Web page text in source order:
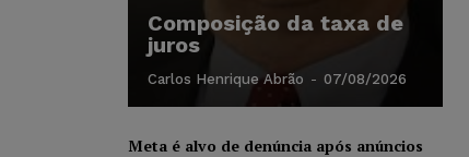
Composição da taxa de
juros
Carlos Henrique Abrão - 07/08/2026
Meta é alvo de denúncia após anúncios